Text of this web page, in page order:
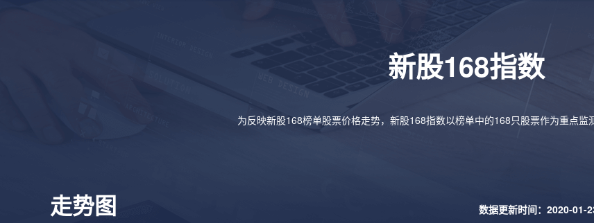
新股168指数
为反映新股168榜单股票价格走势，新股168指数以榜单中的168只股票作为重点监
走势图 数据更新时间：2020-01-